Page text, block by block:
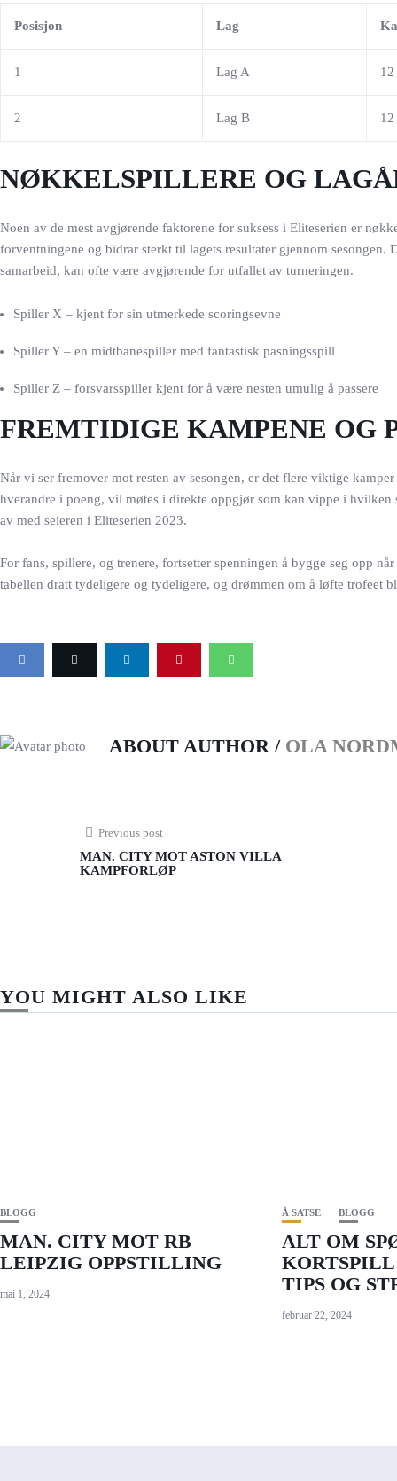
Posisjon Lag
1 Lag A 12
2 Lag B 12
NØKKELSPILLERE OG
Noen av de mest avgjørende faktorene for suksess i Eliteserien er
forventningene og bidrar sterkt til lagets resultater gjennom
samarbeid, kan ofte være avgjørende for utfallet av turneringen.
Spiller X – kjent for sin utmerkede scoringsevne
Spiller Y – en midtbanespiller med fantastisk pasningsspill
Spiller Z – forsvarsspiller kjent for å være nesten umulig å passere
FREMTIDIGE KAMPENE OG
Når vi ser fremover mot resten av sesongen, er det flere viktige
hverandre i poeng, vil møtes i direkte oppgjør som kan vippe i
av med seieren i Eliteserien 2023.
For fans, spillere, og trenere, fortsetter spenningen å bygge seg opp
tabellen dratt tydeligere og tydeligere, og drømmen om å løfte trofeet
ABOUT AUTHOR / OLA
Previous post
MAN. CITY MOT ASTON VILLA
KAMPFORLØP
YOU MIGHT ALSO LIKE
BLOGG
MAN. CITY MOT RB
LEIPZIG OPPSTILLING
mai 1, 2024
Å SATSE BLOGG
ALT OM
TIPS OG
februar 22, 2024